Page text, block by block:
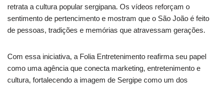
retrata a cultura popular sergipana. Os vídeos reforçam o
sentimento de pertencimento e mostram que o São João é feito
de pessoas, tradições e memórias que atravessam gerações.
Com essa iniciativa, a Folia Entretenimento reafirma seu papel
como uma agência que conecta marketing, entretenimento e
cultura, fortalecendo a imagem de Sergipe como um dos